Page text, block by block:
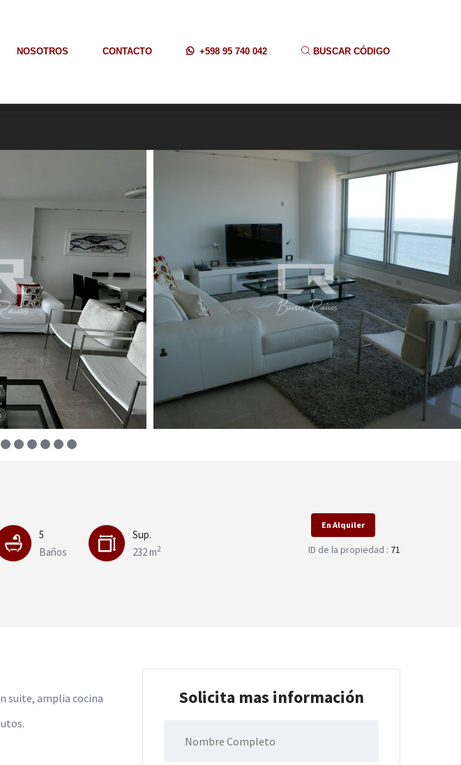
NOSOTROS CONTACTO +598 95 740 042 BUSCAR CÓDIGO
5
Baños
Sup.
232 m2
En Alquiler
ID de la propiedad : 71
suite, amplia cocina
Solicita mas información